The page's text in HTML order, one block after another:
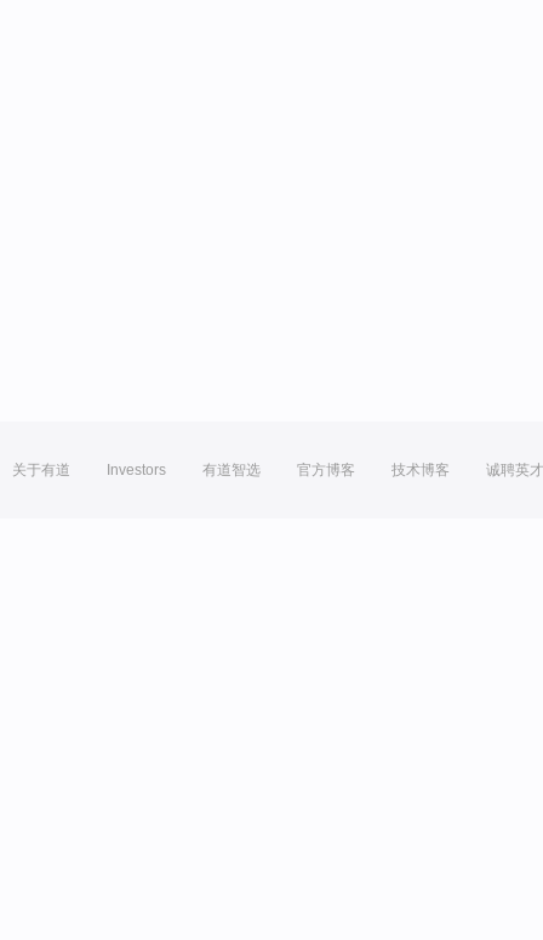
关于有道 Investors 有道智选 官方博客 技术博客 诚聘英才